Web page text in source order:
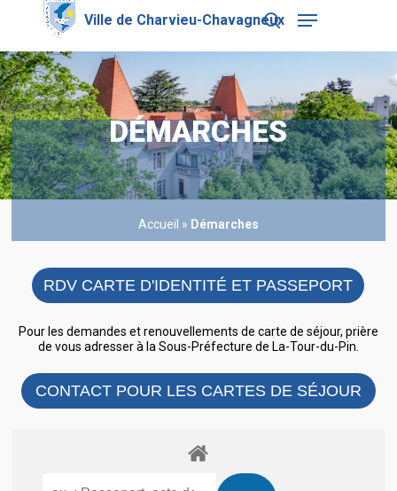
content
search
Menu
DÉMARCHES
Accueil » Démarches
RDV CARTE D'IDENTITÉ ET PASSEPORT
Pour les demandes et renouvellements de carte de séjour, prière
de vous adresser à la Sous-Préfecture de La-Tour-du-Pin.
CONTACT POUR LES CARTES DE SÉJOUR
Close